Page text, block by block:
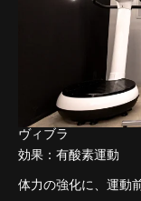
ヴィブラ
効果：有酸素運動
体力の強化に、運動